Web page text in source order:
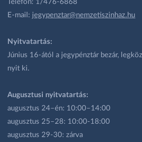
Telefon: 1/476-6868
E-mail: jegypenztar@nemzetiszinhaz.hu
Nyitvatartás:
Június 16-ától a jegypénztár bezár,
nyit ki.
Augusztusi nyitvatartás:
augusztus 24–én: 10:00–14:00
augusztus 25–28: 10:00-18:00
augusztus 29-30: zárva